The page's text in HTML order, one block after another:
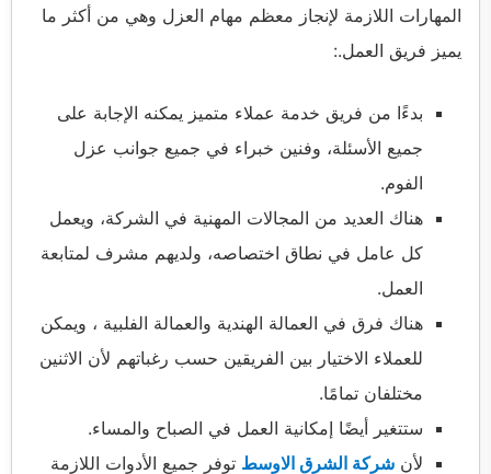
المهارات اللازمة لإنجاز معظم مهام العزل وهي من أكثر ما
يميز فريق العمل.:
بدءًا من فريق خدمة عملاء متميز يمكنه الإجابة على
جميع الأسئلة، وفنين خبراء في جميع جوانب عزل
الفوم.
هناك العديد من المجالات المهنية في الشركة، ويعمل
كل عامل في نطاق اختصاصه، ولديهم مشرف لمتابعة
العمل.
هناك فرق في العمالة الهندية والعمالة الفلبية ، ويمكن
للعملاء الاختيار بين الفريقين حسب رغباتهم لأن الاثنين
مختلفان تمامًا.
ستتغير أيضًا إمكانية العمل في الصباح والمساء.
لأن شركة الشرق الاوسط توفر جميع الأدوات اللازمة